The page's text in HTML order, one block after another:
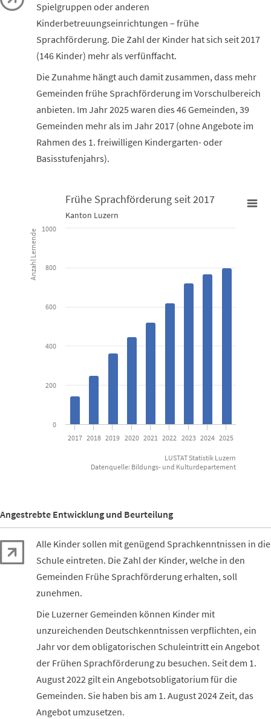
Spielgruppen oder anderen
Kinderbetreuungseinrichtungen – frühe
Sprachförderung. Die Zahl der Kinder hat sich seit 2017
(146 Kinder) mehr als verfünffacht.
Die Zunahme hängt auch damit zusammen, dass mehr
Gemeinden frühe Sprachförderung im Vorschulbereich
anbieten. Im Jahr 2025 waren dies 46 Gemeinden, 39
Gemeinden mehr als im Jahr 2017 (ohne Angebote im
Rahmen des 1. freiwilligen Kindergarten- oder
Basisstufenjahrs).
Frühe Sprachförderung seit 2017
Bar chart with 9 bars.
Kanton Luzern
View as data table, Frühe Sprachförderung seit 2017
The chart has 1 X axis displaying categories.
Anzahl Lernende
Frühe Sprachförderung seit 2017
Kanton Luzern
2017 2018 2019 2020 2021 2022 2023 2024 2025
0
200
400
600
800
1000
LUSTAT Statistik Luzern
Datenquelle: Bildungs- und Kulturdepartement
Angestrebte Entwicklung und Beurteilung
Alle Kinder sollen mit genügend Sprachkenntnissen in die
Schule eintreten. Die Zahl der Kinder, welche in den
Gemeinden Frühe Sprachförderung erhalten, soll
zunehmen.
Die Luzerner Gemeinden können Kinder mit
unzureichenden Deutschkenntnissen verpflichten, ein
Jahr vor dem obligatorischen Schuleintritt ein Angebot
der Frühen Sprachförderung zu besuchen. Seit dem 1.
August 2022 gilt ein Angebotsobligatorium für die
Gemeinden. Sie haben bis am 1. August 2024 Zeit, das
Angebot umzusetzen.